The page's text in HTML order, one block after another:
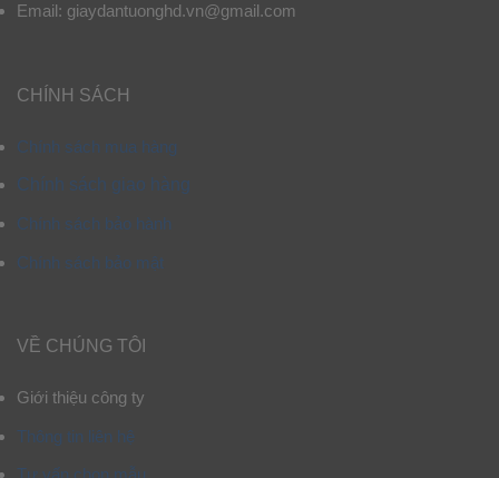
Email: giaydantuonghd.vn@gmail.com
CHÍNH SÁCH
Chính sách mua hàng
Chính sách giao hàng
Chính sách bảo hành
Chính sách bảo mật
VỀ CHÚNG TÔI
Giới thiệu công ty
Thông tin liên hệ